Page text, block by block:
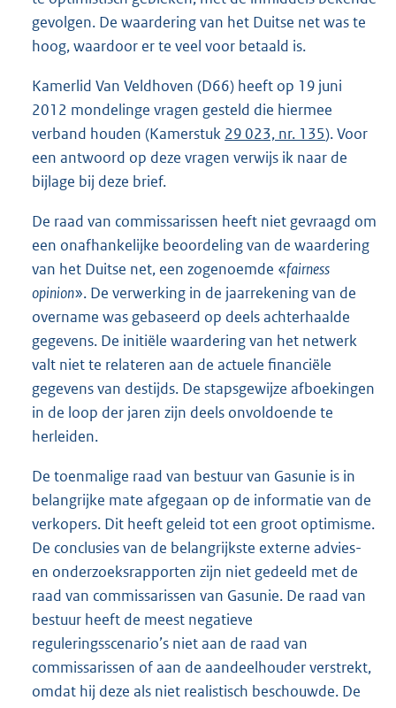
gevolgen. De waardering van het Duitse net was te
hoog, waardoor er te veel voor betaald is.
Kamerlid Van Veldhoven (D66) heeft op 19 juni
2012 mondelinge vragen gesteld die hiermee
verband houden (Kamerstuk 29 023, nr. 135). Voor
een antwoord op deze vragen verwijs ik naar de
bijlage bij deze brief.
De raad van commissarissen heeft niet gevraagd om
een onafhankelijke beoordeling van de waardering
van het Duitse net, een zogenoemde «fairness
opinion». De verwerking in de jaarrekening van de
overname was gebaseerd op deels achterhaalde
gegevens. De initiële waardering van het netwerk
valt niet te relateren aan de actuele financiële
gegevens van destijds. De stapsgewijze afboekingen
in de loop der jaren zijn deels onvoldoende te
herleiden.
De toenmalige raad van bestuur van Gasunie is in
belangrijke mate afgegaan op de informatie van de
verkopers. Dit heeft geleid tot een groot optimisme.
De conclusies van de belangrijkste externe advies-
en onderzoeksrapporten zijn niet gedeeld met de
raad van commissarissen van Gasunie. De raad van
bestuur heeft de meest negatieve
reguleringsscenario’s niet aan de raad van
commissarissen of aan de aandeelhouder verstrekt,
omdat hij deze als niet realistisch beschouwde. De